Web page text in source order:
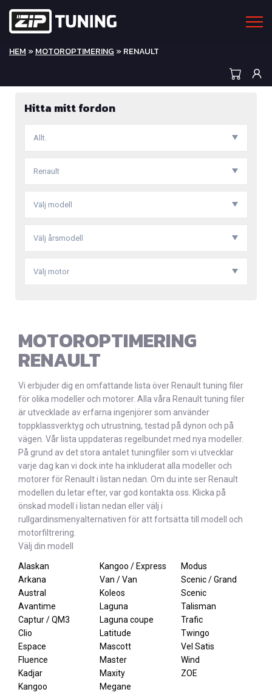
HEM »MOTOROPTIMERING » RENAULT
Hitta mitt fordon
Allt.
Renault
Välj modell
Välj årsmodell
Välj motor
MOTOROPTIMERING
RENAULT
Vi erbjuder dig en omfattande lista över Renault tuning filer
för olika modeller och motorer. Alla våra Renault tuning filer
är utvecklade av erfarna ingenjörer som använder
toppklassverktyg och utrustning, testad på dynon och på
vägen. Vår lista uppdateras regelbundet med nya modeller.
På grund av det stora antalet tuningfiler som vi utvecklar
varje dag kan vi dock inte ha inkluderat alla modeller och
motorer för Renault i listan nedan. Om du inte ser Renault
modellen du letar efter, var god kontakta oss. Klicka på
önskad modell i listan nedan eller välj i
rullgardinsmenyalternativen för att fortsätta till modell och
motorfiltrering.
Välj din modell
Alaskan
Arkana
Austral
Avantime
Captur / QM3
Clio
Espace
Fluence
Kadjar
Kangoo
Kangoo / Express
Van / Van
Koleos
Laguna
Laguna coupe
Latitude
Mascott
Master
Maxity
Megane
Modus
Scenic / Grand
Scenic
Talisman
Trafic
Twingo
Vel Satis
Wind
ZOE